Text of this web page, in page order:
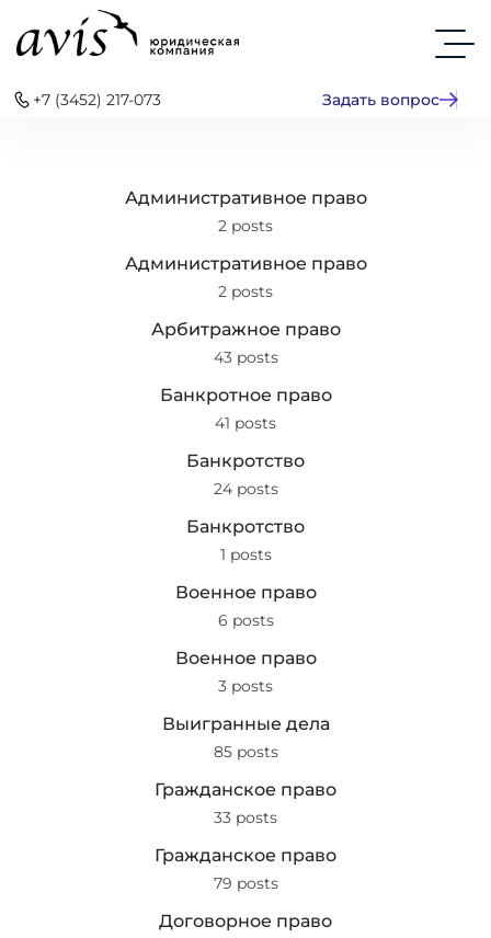
+7 (3452) 217-073 Задать вопрос
Административное право
2 posts
Административное право
2 posts
Арбитражное право
43 posts
Банкротное право
41 posts
Банкротство
24 posts
Банкротство
1 posts
Военное право
6 posts
Военное право
3 posts
Выигранные дела
85 posts
Гражданское право
33 posts
Гражданское право
79 posts
Договорное право